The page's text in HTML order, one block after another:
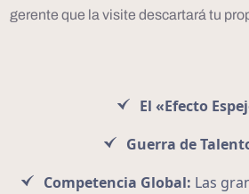
gerente que la visite descartará tu
El «Efecto
Guerra de
Competencia Global: Las